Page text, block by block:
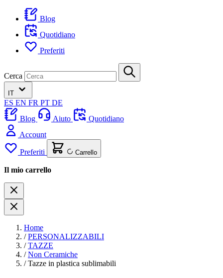
Blog
Quotidiano
Preferiti
Cerca
IT
ES EN FR PT DE
Blog
Aiuto
Quotidiano
Account
Preferiti Carrello
Il mio carrello
Home
/ PERSONALIZZABILI
/ TAZZE
/ Non Ceramiche
/ Tazze in plastica sublimabili